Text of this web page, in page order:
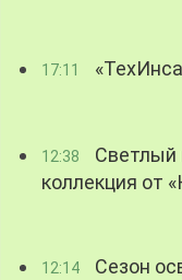
17:11
12:38
Светлый
коллекция от
12:14
Сезон